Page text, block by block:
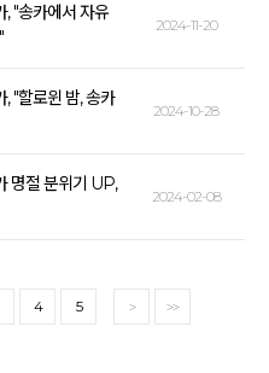
"송카에서 자유
2024-11-20
"할로윈 밤, 송카
2024-10-28
명절 분위기 UP,
2024-02-08
4 5 > >>